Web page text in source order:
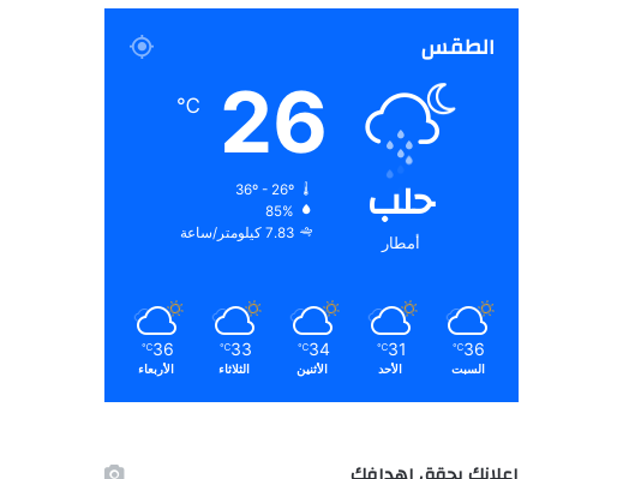
الطقس
حلب
أمطار
26
℃
36º - 26º
85%
7.83 كيلومتر/ساعة
36
℃
السبت
31
℃
الأحد
34
℃
الأثنين
33
℃
الثلاثاء
36
℃
الأربعاء